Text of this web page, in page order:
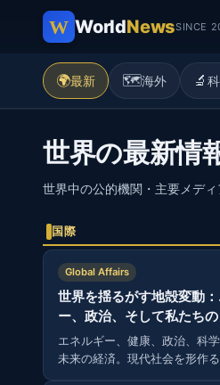
WorldNewsSINCE
🌍最新 🗺️海外 🔬
世界の最新情
世界中の公的機関・主要メデ
国際
Global Affairs
世界を揺るがす地殻変動
ー、政治、そして私たち
エネルギー、健康、政治、科
未来の経済。現代社会を形作